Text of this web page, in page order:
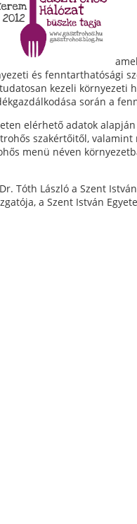
és fenntarthatósági
kezeli környezeti
során a
elérhető adatok
szakértőitől,
menü néven
László a Szent
a Szent István